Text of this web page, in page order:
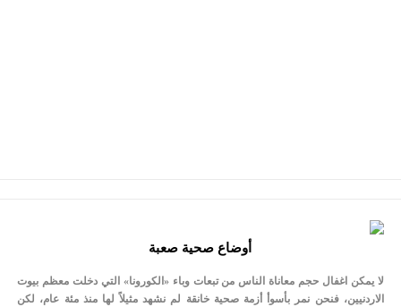
أوضاع صحية صعبة
لا يمكن اغفال حجم معاناة الناس من تبعات وباء «الكورونا» التي دخلت معظم بيوت
الاردنيين، فنحن نمر بأسوأ أزمة صحية خانقة لم نشهد مثيلاً لها منذ مئة عام، لكن